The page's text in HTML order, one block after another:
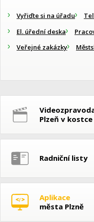
Vyřiďte si na úřadu
El. úřední deska
Veřejné zakázky
Plzeň v kostce
Radniční listy
Aplikace
města Plzně